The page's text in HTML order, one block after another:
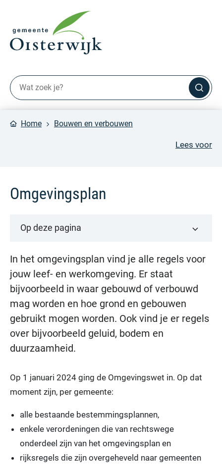
Home Bouwen en verbouwen
Lees voor
Omgevingsplan
In het omgevingsplan vind je alle regels voor
jouw leef- en werkomgeving. Er staat
bijvoorbeeld in waar gebouwd of verbouwd
mag worden en hoe grond en gebouwen
gebruikt mogen worden. Ook vind je er regels
over bijvoorbeeld geluid, bodem en
duurzaamheid.
Op 1 januari 2024 ging de Omgevingswet in. Op dat
moment zijn, per gemeente:
alle bestaande bestemmingsplannen,
enkele verordeningen die van rechtswege
onderdeel zijn van het omgevingsplan en
rijksregels die zijn overgeheveld naar gemeenten
Op deze pagina